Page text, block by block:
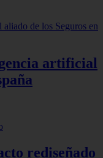
artificial
rediseñado